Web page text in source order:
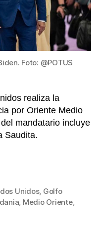
para
la
paz
Foto: @POTUS
realiza la
por Oriente Medio
mandatario incluye
Saudita.
Unidos, Golfo
, Medio Oriente,